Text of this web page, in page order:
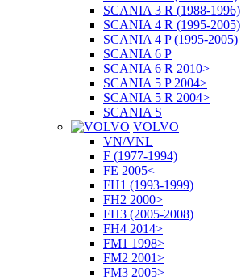
SCANIA 3 R (1988-1996)
SCANIA 4 R (1995-2005)
SCANIA 4 P (1995-2005)
SCANIA 6 P
SCANIA 6 R 2010>
SCANIA 5 P 2004>
SCANIA 5 R 2004>
SCANIA S
VOLVO
VN/VNL
F (1977-1994)
FE 2005<
FH1 (1993-1999)
FH2 2000>
FH3 (2005-2008)
FH4 2014>
FM1 1998>
FM2 2001>
FM3 2005>